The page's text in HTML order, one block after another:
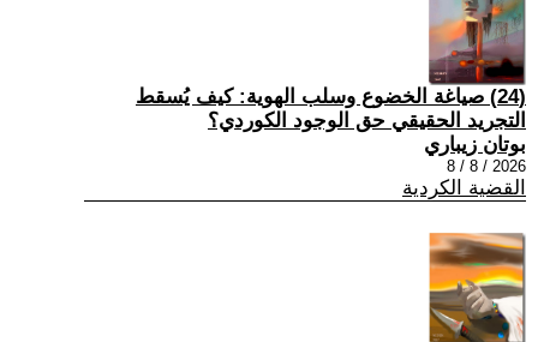
(24) صياغة الخضوع وسلب الهوية: كيف يُسقط
التجريد الحقيقي حق الوجود الكوردي؟
بوتان زيباري
2026 / 8 / 8
القضية الكردية